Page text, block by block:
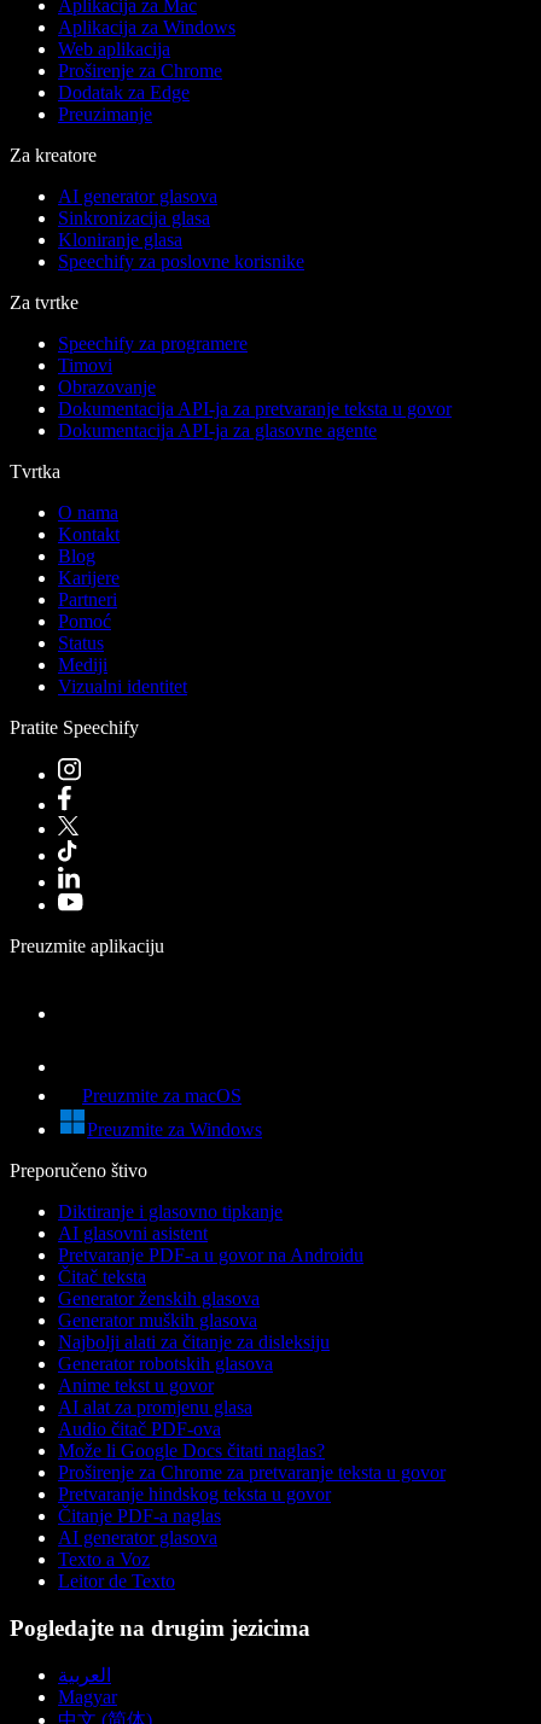
Aplikacija za Mac
Aplikacija za Windows
Web aplikacija
Proširenje za Chrome
Dodatak za Edge
Preuzimanje
Za kreatore
AI generator glasova
Sinkronizacija glasa
Kloniranje glasa
Speechify za poslovne korisnike
Za tvrtke
Speechify za programere
Timovi
Obrazovanje
Dokumentacija API-ja za pretvaranje teksta u govor
Dokumentacija API-ja za glasovne agente
Tvrtka
O nama
Kontakt
Blog
Karijere
Partneri
Pomoć
Status
Mediji
Vizualni identitet
Pratite Speechify
Preuzmite aplikaciju
Preuzmite za macOS
Preuzmite za Windows
Preporučeno štivo
Diktiranje i glasovno tipkanje
AI glasovni asistent
Pretvaranje PDF-a u govor na Androidu
Čitač teksta
Generator ženskih glasova
Generator muških glasova
Najbolji alati za čitanje za disleksiju
Generator robotskih glasova
Anime tekst u govor
AI alat za promjenu glasa
Audio čitač PDF-ova
Može li Google Docs čitati naglas?
Proširenje za Chrome za pretvaranje teksta u govor
Pretvaranje hindskog teksta u govor
Čitanje PDF-a naglas
AI generator glasova
Texto a Voz
Leitor de Texto
Pogledajte na drugim jezicima
العربية
Magyar